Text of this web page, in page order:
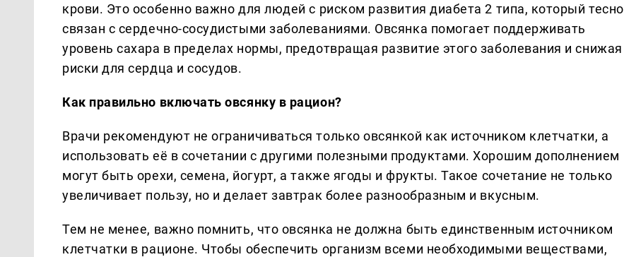
крови. Это особенно важно для людей с риском развития диабета 2 типа, который тесно
связан с сердечно-сосудистыми заболеваниями. Овсянка помогает поддерживать
уровень сахара в пределах нормы, предотвращая развитие этого заболевания и снижая
риски для сердца и сосудов.
Как правильно включать овсянку в рацион?
Врачи рекомендуют не ограничиваться только овсянкой как источником клетчатки, а
использовать её в сочетании с другими полезными продуктами. Хорошим дополнением
могут быть орехи, семена, йогурт, а также ягоды и фрукты. Такое сочетание не только
увеличивает пользу, но и делает завтрак более разнообразным и вкусным.
Тем не менее, важно помнить, что овсянка не должна быть единственным источником
клетчатки в рационе. Чтобы обеспечить организм всеми необходимыми веществами,